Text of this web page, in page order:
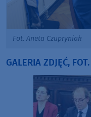
Fot. Aneta Czupryniak
GALERIA ZDJĘĆ,